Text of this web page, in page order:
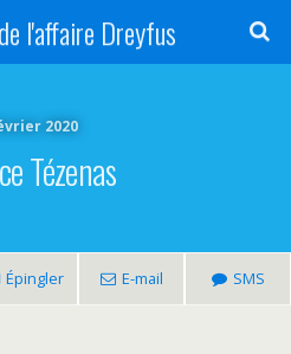
l'affaire Dreyfus
2020
Tézenas
Épingler E-mail SMS